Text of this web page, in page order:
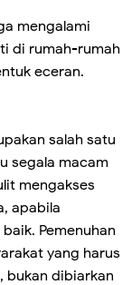
mengalami
di rumah-rumah
eceran.
salah satu
segala macam
mengakses
apabila
Pemenuhan
yang harus
bukan dibiarkan